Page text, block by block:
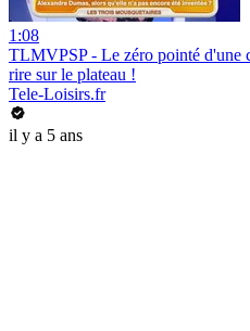
1:08
TLMVPSP - Le zéro pointé d'une
rire sur le plateau !
Tele-Loisirs.fr
il y a 5 ans